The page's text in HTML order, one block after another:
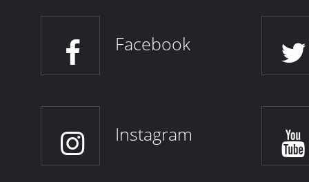
Facebook
Instagram